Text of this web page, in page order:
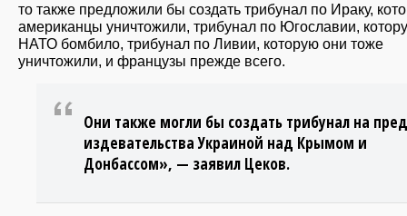
то также предложили бы создать трибунал по Ираку,
американцы уничтожили, трибунал по Югославии,
НАТО бомбило, трибунал по Ливии, которую они тоже
уничтожили, и французы прежде всего.
Они также могли бы создать трибунал на
издевательства Украиной над Крымом и
Донбассом», — заявил Цеков.